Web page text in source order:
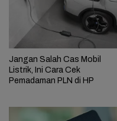
Jangan Salah Cas Mobil
Listrik, Ini Cara Cek
Pemadaman PLN di HP